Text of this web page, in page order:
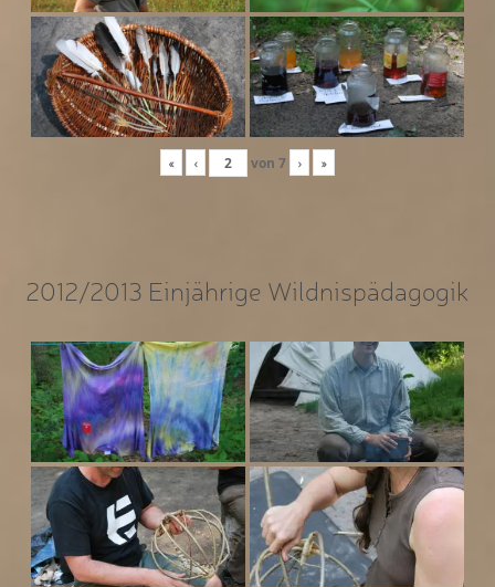
« ‹ von 7 › »
2012/2013 Einjährige Wildnispädagogik